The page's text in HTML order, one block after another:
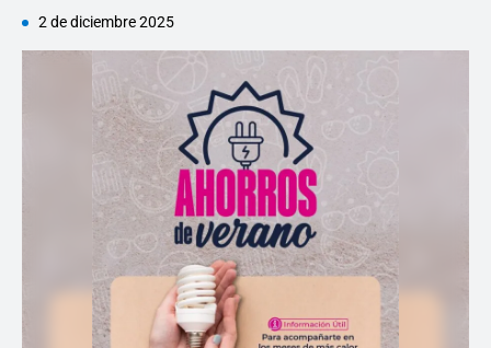
2 de diciembre 2025